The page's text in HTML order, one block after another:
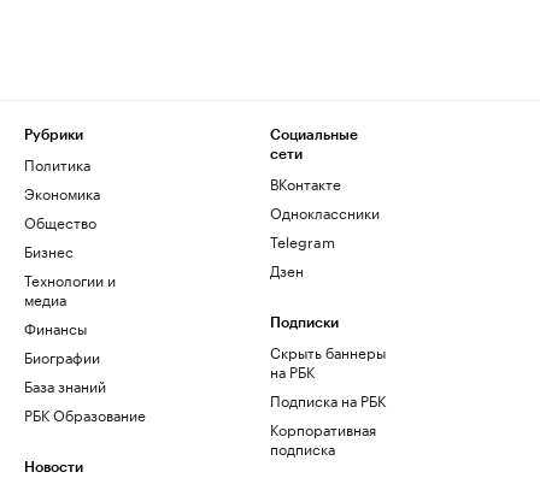
Рубрики
Политика
Экономика
Общество
Бизнес
Технологии и
медиа
Финансы
Биографии
База знаний
РБК Образование
Новости
Социальные
сети
ВКонтакте
Одноклассники
Telegram
Дзен
Подписки
Скрыть баннеры
на РБК
Подписка на РБК
Корпоративная
подписка